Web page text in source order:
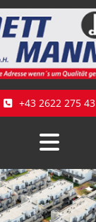
+43 2622 275 43